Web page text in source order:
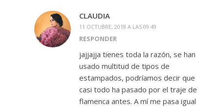
CLAUDIA
11 OCTUBRE, 2018 A LAS 09:49
RESPONDER
jajjajja tienes toda la razón, se han
usado multitud de tipos de
estampados, podríamos decir que
casi todo ha pasado por el traje de
flamenca antes. A mí me pasa igual